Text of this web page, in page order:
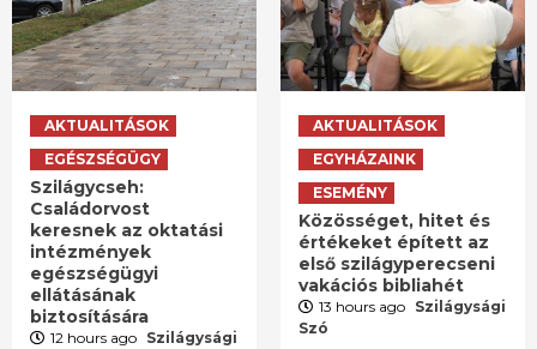
AKTUALITÁSOK
EGÉSZSÉGÜGY
Szilágycseh:
Családorvost
keresnek az oktatási
intézmények
egészségügyi
ellátásának
biztosítására
12 hours ago Szilágysági
AKTUALITÁSOK
EGYHÁZAINK
ESEMÉNY
Közösséget, hitet és
értékeket épített az
első szilágyperecseni
vakációs bibliahét
13 hours ago Szilágysági
Szó